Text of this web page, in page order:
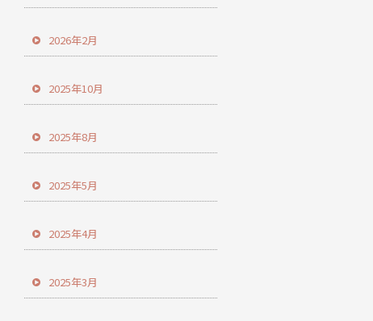
2026年2月
2025年10月
2025年8月
2025年5月
2025年4月
2025年3月